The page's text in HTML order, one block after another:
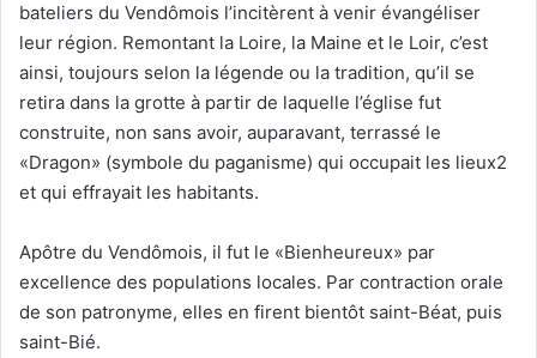
bateliers du Vendômois l’incitèrent à venir évangéliser
leur région. Remontant la Loire, la Maine et le Loir, c’est
ainsi, toujours selon la légende ou la tradition, qu’il se
retira dans la grotte à partir de laquelle l’église fut
construite, non sans avoir, auparavant, terrassé le
«Dragon» (symbole du paganisme) qui occupait les lieux2
et qui effrayait les habitants.
Apôtre du Vendômois, il fut le «Bienheureux» par
excellence des populations locales. Par contraction orale
de son patronyme, elles en firent bientôt saint-Béat, puis
saint-Bié.